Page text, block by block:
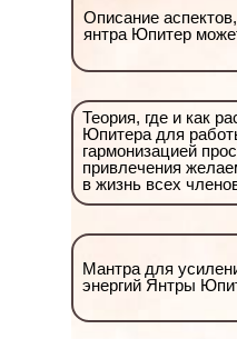
Мантра для
энергий Янтры
Описание
янтра Юпитер
Теория, где и как
Юпитера для
гармонизацией
привлечения
в жизнь всех